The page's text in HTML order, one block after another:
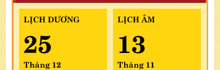
LỊCH DƯƠNG
25
Tháng 12
LỊCH ÂM
13
Tháng 11